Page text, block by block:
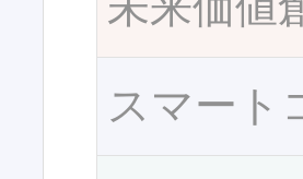
スマート